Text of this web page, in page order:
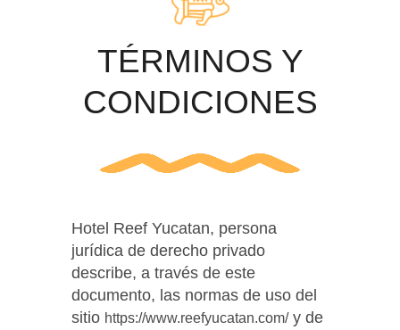
TÉRMINOS Y
CONDICIONES
Hotel Reef Yucatan, persona
jurídica de derecho privado
describe, a través de este
documento, las normas de uso del
sitio https://www.reefyucatan.com/y de